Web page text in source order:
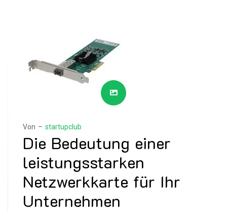
Von – startupclub
Die Bedeutung einer
leistungsstarken
Netzwerkkarte für Ihr
Unternehmen